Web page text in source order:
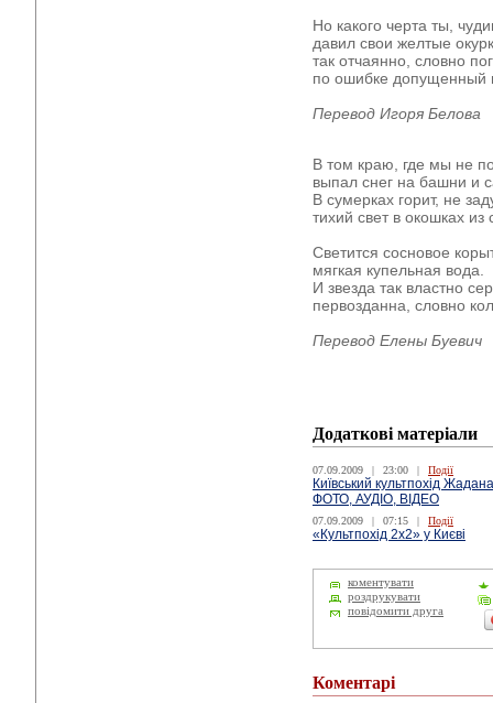
Но какого черта ты,
давил свои желтые
так отчаянно, словно
по ошибке допущенный
Перевод Игоря Белова
В том краю, где мы не
выпал снег на башни и
В сумерках горит, не
тихий свет в окошках
Светится сосновое
мягкая купельная вода.
И звезда так властно
первозданна, словно
Перевод Елены Буевич
Додаткові матеріали
07.09.2009 | 23:00 | Події
Київський культпохід
ФОТО, АУДІО, ВІДЕО
07.09.2009 | 07:15 | Події
«Культпохід 2х2» у Києві
коментувати
роздрукувати
повідомити друга
Коментарі